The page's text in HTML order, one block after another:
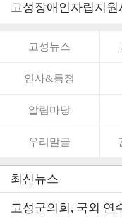
고성장애인자립지원
고성뉴스
인사&동정
알림마당
우리말글
최신뉴스
고성군의회, 국외 연